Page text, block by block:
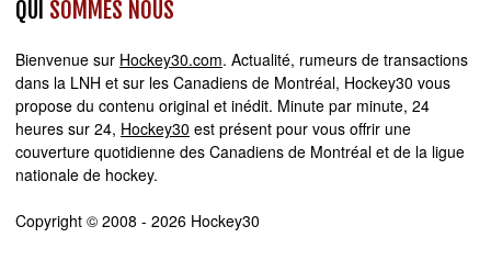
QUI SOMMES NOUS
Bienvenue sur Hockey30.com. Actualité, rumeurs de transactions
dans la LNH et sur les Canadiens de Montréal, Hockey30 vous
propose du contenu original et inédit. Minute par minute, 24
heures sur 24, Hockey30 est présent pour vous offrir une
couverture quotidienne des Canadiens de Montréal et de la ligue
nationale de hockey.
Copyright © 2008 - 2026 Hockey30